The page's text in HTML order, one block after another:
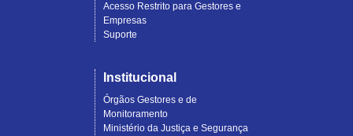
Acesso Restrito para Gestores e
Empresas
Suporte
Institucional
Órgãos Gestores e de
Monitoramento
Ministério da Justiça e Segurança